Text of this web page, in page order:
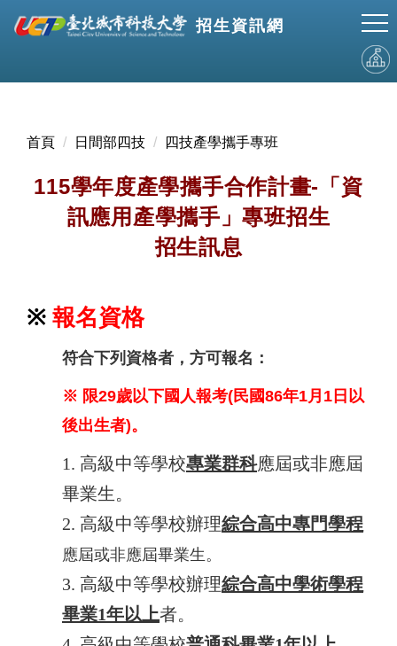
跳
到
招生資訊網
首頁 日間部四技 四技產學攜手專班
115學年度產學攜手合作計畫-「資
訊應用產學攜手」專班招生
招生訊息
※ 報名資格
符合下列資格者，方可報名：
※ 限29歲以下國人報考(民國86年1月1日以
後出生者)。
1. 高級中等學校專業群科應屆或非應屆
畢業生。
2. 高級中等學校辦理綜合高中專門學程
應屆或非應屆畢業生。
3. 高級中等學校辦理綜合高中學術學程
畢業1年以上者。